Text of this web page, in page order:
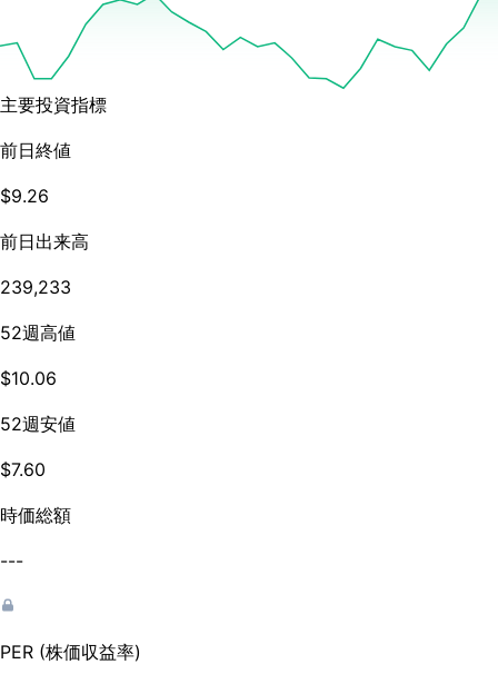
主要投資指標
前日終値
$9.26
前日出来高
239,233
52週高値
$10.06
52週安値
$7.60
時価総額
---
PER (株価収益率)